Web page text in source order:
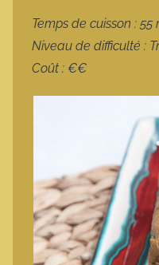
Temps de cuisson :
Niveau de difficulté :
Coût : €€